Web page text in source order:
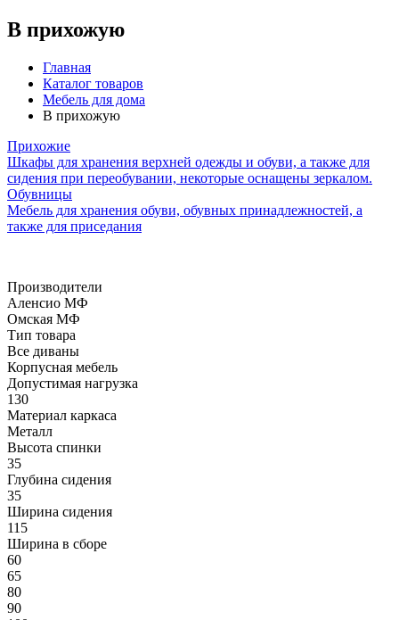
В прихожую
Главная
Каталог товаров
Мебель для дома
В прихожую
Прихожие
Шкафы для хранения верхней одежды и обуви, а также для
сидения при переобувании, некоторые оснащены зеркалом.
Обувницы
Мебель для хранения обуви, обувных принадлежностей, а
также для приседания
Производители
Аленсио МФ
Омская МФ
Тип товара
Все диваны
Корпусная мебель
Допустимая нагрузка
130
Материал каркаса
Металл
Высота спинки
35
Глубина сидения
35
Ширина сидения
115
Ширина в сборе
60
65
80
90